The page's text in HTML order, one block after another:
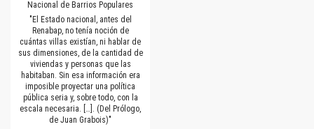
Nacional de Barrios Populares
"El Estado nacional, antes del
Renabap, no tenía noción de
cuántas villas existían, ni hablar de
sus dimensiones, de la cantidad de
viviendas y personas que las
habitaban. Sin esa información era
imposible proyectar una política
pública seria y, sobre todo, con la
escala necesaria. […]. (Del Prólogo,
de Juan Grabois)"